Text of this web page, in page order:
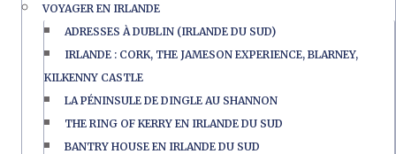
VOYAGER EN IRLANDE
ADRESSES À DUBLIN (IRLANDE DU SUD)
IRLANDE : CORK, THE JAMESON EXPERIENCE, BLARNEY,
KILKENNY CASTLE
LA PÉNINSULE DE DINGLE AU SHANNON
THE RING OF KERRY EN IRLANDE DU SUD
BANTRY HOUSE EN IRLANDE DU SUD